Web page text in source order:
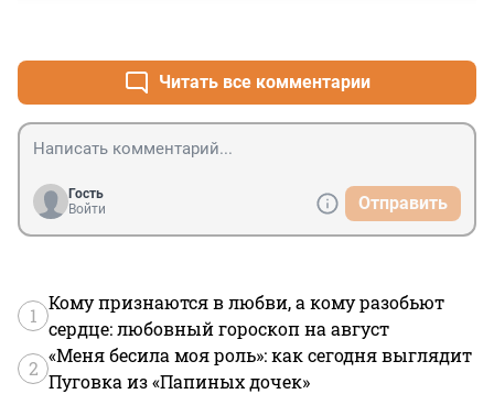
Читать все комментарии
Гость
Войти
Отправить
1
Кому признаются в любви, а кому разобьют
сердце: любовный гороскоп на август
2
«Меня бесила моя роль»: как сегодня выглядит
Пуговка из «Папиных дочек»